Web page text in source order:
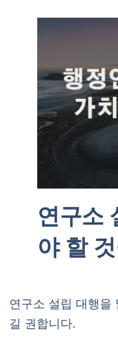
연구소
야 할
연구소 설립 대행을
길 권합니다.